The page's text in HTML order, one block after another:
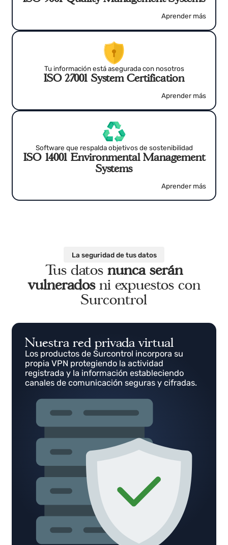
ISO 9001 Quality Management Systems
Aprender más
Tu información está asegurada con nosotros
ISO 27001 System Certification
ISO 14001 Environmental Management
Systems
La seguridad de tus datos
Tus datosnunca serán
vulneradosni expuestos con
Surcontrol
Nuestra red privada virtual
Los productos de Surcontrol incorpora su
propia VPN protegiendo la actividad
registrada y la información estableciendo
canales de comunicación seguras y cifradas.